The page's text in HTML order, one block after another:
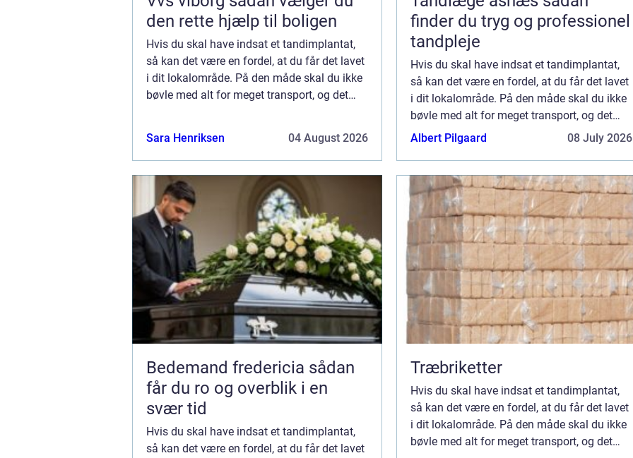
den rette hjælp til boligen
Hvis du skal have indsat et tandimplantat,
så kan det være en fordel, at du får det lavet
i dit lokalområde. På den måde skal du ikke
bøvle med alt for meget transport, og det
Sara Henriksen 04 August 2026
finder du tryg og professionel
tandpleje
Hvis du skal have indsat et tandimplantat,
så kan det være en fordel, at du får det lavet
i dit lokalområde. På den måde skal du ikke
bøvle med alt for meget transport, og det
bliver nemmere at komme til og fra
Albert Pilgaard 08 July 2026
Bedemand fredericia sådan
får du ro og overblik i en
svær tid
Hvis du skal have indsat et tandimplantat,
så kan det være en fordel, at du får det lavet
Træbriketter
Hvis du skal have indsat et tandimplantat,
så kan det være en fordel, at du får det lavet
i dit lokalområde. På den måde skal du ikke
bøvle med alt for meget transport, og det